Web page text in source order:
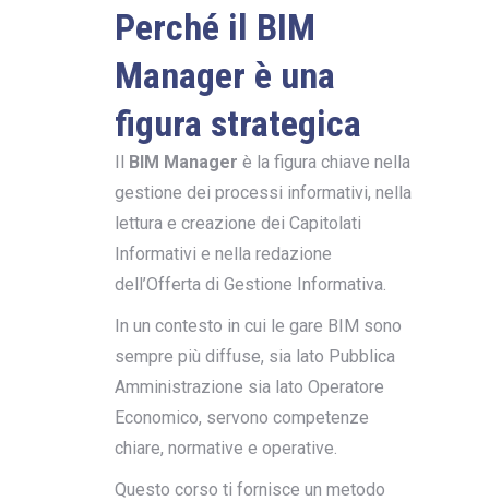
Perché il BIM
Manager è una
figura strategica
Il BIM Manager è la figura chiave nella
gestione dei processi informativi, nella
lettura e creazione dei Capitolati
Informativi e nella redazione
dell’Offerta di Gestione Informativa.
In un contesto in cui le gare BIM sono
sempre più diffuse, sia lato Pubblica
Amministrazione sia lato Operatore
Economico, servono competenze
chiare, normative e operative.
Questo corso ti fornisce un metodo